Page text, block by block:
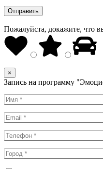
Пожалуйста, докажите, что
×
Запись на программу